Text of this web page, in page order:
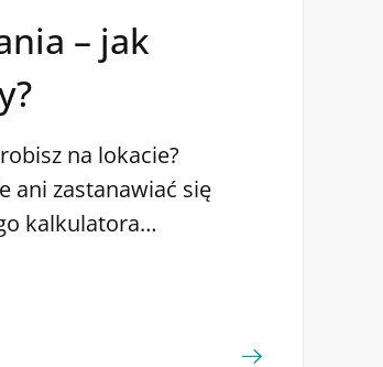
– jak
na lokacie?
ani zastanawiać się
kalkulatora
stopach